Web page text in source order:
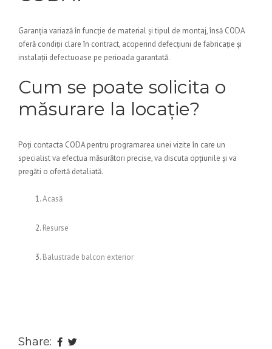
Garanția variază în funcție de material și tipul de montaj, însă CODA
oferă condiții clare în contract, acoperind defecțiuni de fabricație și
instalații defectuoase pe perioada garantată.
Cum se poate solicita o
măsurare la locație?
Poți contacta CODA pentru programarea unei vizite în care un
specialist va efectua măsurători precise, va discuta opțiunile și va
pregăti o ofertă detaliată.
Acasă
Resurse
Balustrade balcon exterior
Share: